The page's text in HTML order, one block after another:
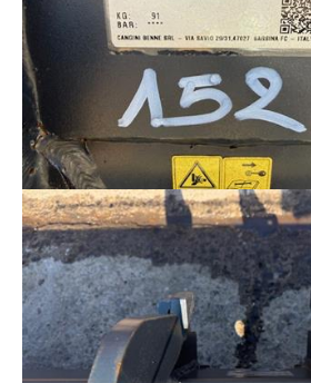
MULCHER
SALZSTREUER
ARBEITSKORB
ERSATZTEILTRÄGER